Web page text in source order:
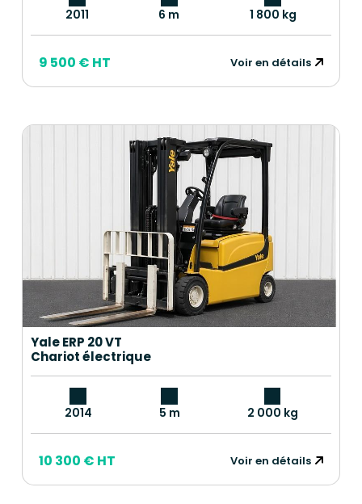
2011 6 m 1 800 kg
9 500 € HT Voir en détails
Yale ERP 20 VT
Chariot électrique
2014 5 m 2 000 kg
10 300 € HT Voir en détails